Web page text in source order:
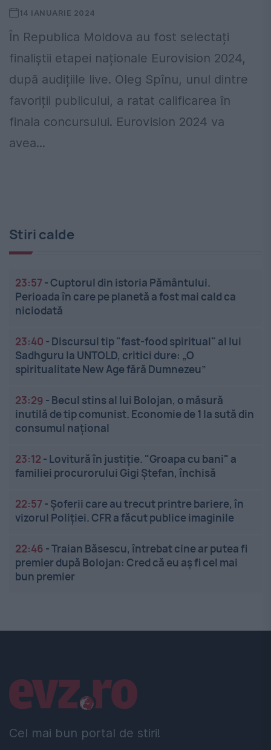
14 IANUARIE 2024
În Republica Moldova au fost selectați
finaliștii etapei naționale Eurovision 2024,
după audițiile live. Oleg Spînu, unul dintre
favoriții publicului, a ratat calificarea în
finala concursului. Eurovision 2024 va
avea...
Stiri calde
23:57 -Cuptorul din istoria Pământului.
Perioada în care pe planetă a fost mai cald ca
niciodată
23:40 - Discursul tip "fast-food spiritual" al lui
Sadhguru la UNTOLD, critici dure: „O
spiritualitate New Age fără Dumnezeu”
23:29 - Becul stins al lui Bolojan, o măsură
inutilă de tip comunist. Economie de 1 la sută din
consumul național
23:12 - Lovitură în justiție. "Groapa cu bani" a
familiei procurorului Gigi Ștefan, închisă
22:57 - Șoferii care au trecut printre bariere, în
vizorul Poliției. CFR a făcut publice imaginile
22:46 -Traian Băsescu, întrebat cine ar putea fi
premier după Bolojan: Cred că eu aș fi cel mai
bun premier
Cel mai bun portal de stiri!
Linkuri utile